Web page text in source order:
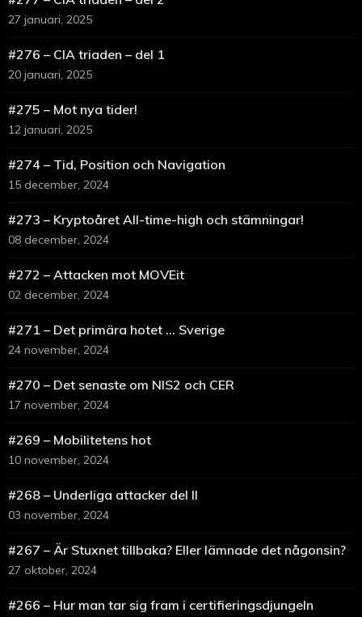
27 januari, 2025
#276 – CIA triaden – del 1
20 januari, 2025
#275 – Mot nya tider!
12 januari, 2025
#274 – Tid, Position och Navigation
15 december, 2024
#273 – Kryptoåret All-time-high och stämningar!
08 december, 2024
#272 – Attacken mot MOVEit
02 december, 2024
#271 – Det primära hotet … Sverige
24 november, 2024
#270 – Det senaste om NIS2 och CER
17 november, 2024
#269 – Mobilitetens hot
10 november, 2024
#268 – Underliga attacker del II
03 november, 2024
#267 – Är Stuxnet tillbaka? Eller lämnade det någonsin?
27 oktober, 2024
#266 – Hur man tar sig fram i certifieringsdjungeln